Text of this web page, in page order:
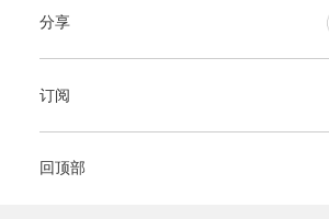
分享
订阅
回顶部